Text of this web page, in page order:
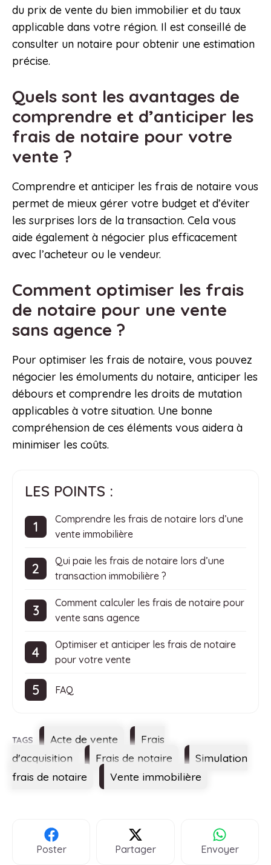
du prix de vente du bien immobilier et du taux
applicable dans votre région. Il est conseillé de
consulter un notaire pour obtenir une estimation
précise.
Quels sont les avantages de
comprendre et d’anticiper les
frais de notaire pour votre
vente ?
Comprendre et anticiper les frais de notaire vous
permet de mieux gérer votre budget et d’éviter
les surprises lors de la transaction. Cela vous
aide également à négocier plus efficacement
avec l’acheteur ou le vendeur.
Comment optimiser les frais
de notaire pour une vente
sans agence ?
Pour optimiser les frais de notaire, vous pouvez
négocier les émoluments du notaire, anticiper les
débours et comprendre les droits de mutation
applicables à votre situation. Une bonne
compréhension de ces éléments vous aidera à
minimiser les coûts.
LES POINTS :
Comprendre les frais de notaire lors d’une
vente immobilière
Qui paie les frais de notaire lors d’une
transaction immobilière ?
Comment calculer les frais de notaire pour
vente sans agence
Optimiser et anticiper les frais de notaire
pour votre vente
FAQ
Étiquettes
Acte de vente
Frais
d'acquisition
Frais de notaire
Simulation
frais de notaire
Vente immobilière
Poster Partager Envoyer